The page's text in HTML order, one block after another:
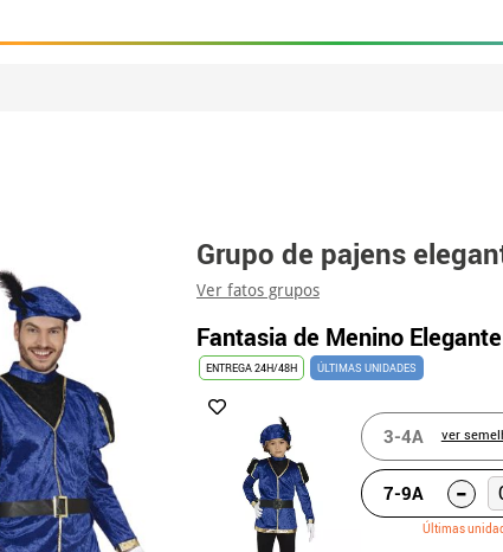
Grupo de pajens
Ver fatos grupos
Fantasia de Menino
ENTREGA 24H/48H ÚLTIMAS UNIDADES
3-4A ver
7-9A -
Últimas